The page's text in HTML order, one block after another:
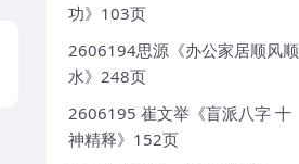
功》103页
2606194思源《办公家居顺风顺
水》248页
2606195 崔文举《盲派八字 十
神精释》152页